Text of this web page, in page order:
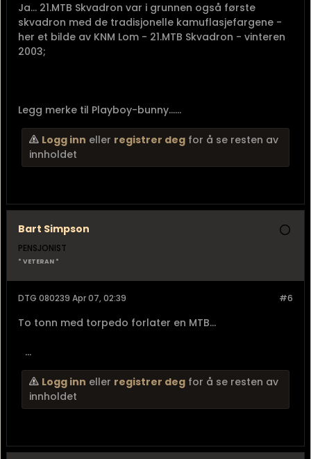
Ja... 21.MTB Skvadron var i grunnen også første
skvadron med de tradisjonelle kamuflasjefargene -
her et bilde av KNM Lom - 21.MTB Skvadron - vinteren
2003;
Legg merke til Playboy-bunny......
Logg inn eller registrer deg for å se resten av
innholdet
Bart Simpson
PENSJONIST
* VETERAN *
#6
DTG 080239 Apr 07, 02:39
To tonn med torpedo forlater en MTB...
...
Logg inn eller registrer deg for å se resten av
innholdet